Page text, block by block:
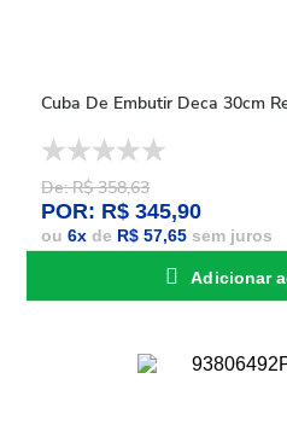
Cuba De Embutir Deca 30cm
De: R$ 358,63
POR: R$ 345,90
ou6x de R$ 57,65 sem juros
Adicionar